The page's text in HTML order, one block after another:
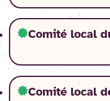
Comité local
Comité local